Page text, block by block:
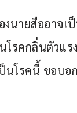
นายสืออาจเ
รคกลิ่นตัวแ
โรคนี้ ขอบอ